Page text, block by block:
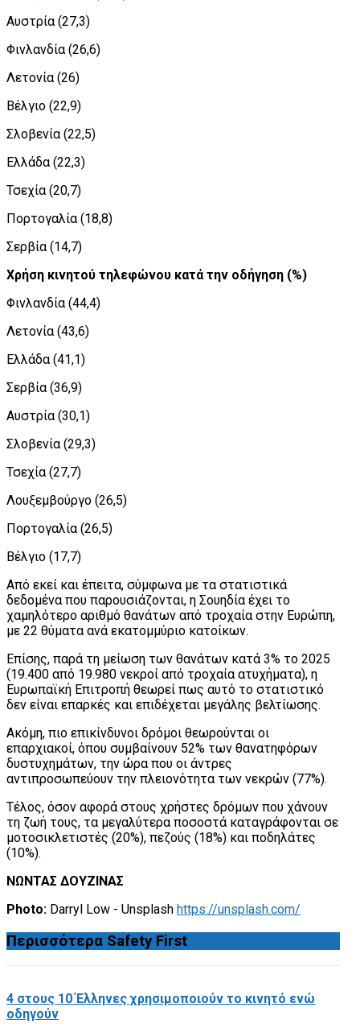
Αυστρία (27,3)
Φινλανδία (26,6)
Λετονία (26)
Βέλγιο (22,9)
Σλοβενία (22,5)
Ελλάδα (22,3)
Τσεχία (20,7)
Πορτογαλία (18,8)
Σερβία (14,7)
Χρήση κινητού τηλεφώνου κατά την οδήγηση (%)
Φινλανδία (44,4)
Λετονία (43,6)
Ελλάδα (41,1)
Σερβία (36,9)
Αυστρία (30,1)
Σλοβενία (29,3)
Τσεχία (27,7)
Λουξεμβούργο (26,5)
Πορτογαλία (26,5)
Βέλγιο (17,7)
Από εκεί και έπειτα, σύμφωνα με τα στατιστικά
δεδομένα που παρουσιάζονται, η Σουηδία έχει το
χαμηλότερο αριθμό θανάτων από τροχαία στην Ευρώπη,
με 22 θύματα ανά εκατομμύριο κατοίκων.
Επίσης, παρά τη μείωση των θανάτων κατά 3% το 2025
(19.400 από 19.980 νεκροί από τροχαία ατυχήματα), η
Ευρωπαϊκή Επιτροπή θεωρεί πως αυτό το στατιστικό
δεν είναι επαρκές και επιδέχεται μεγάλης βελτίωσης.
Ακόμη, πιο επικίνδυνοι δρόμοι θεωρούνται οι
επαρχιακοί, όπου συμβαίνουν 52% των θανατηφόρων
δυστυχημάτων, την ώρα που οι άντρες
αντιπροσωπεύουν την πλειονότητα των νεκρών (77%).
Τέλος, όσον αφορά στους χρήστες δρόμων που χάνουν
τη ζωή τους, τα μεγαλύτερα ποσοστά καταγράφονται σε
μοτοσικλετιστές (20%), πεζούς (18%) και ποδηλάτες
(10%).
ΝΩΝΤΑΣ ΔΟΥΖΙΝΑΣ
Photo: Darryl Low - Unsplash https://unsplash.com/
Περισσότερα Safety First
4 στους 10 Έλληνες χρησιμοποιούν το κινητό ενώ
οδηγούν